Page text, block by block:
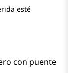
esté
con puente